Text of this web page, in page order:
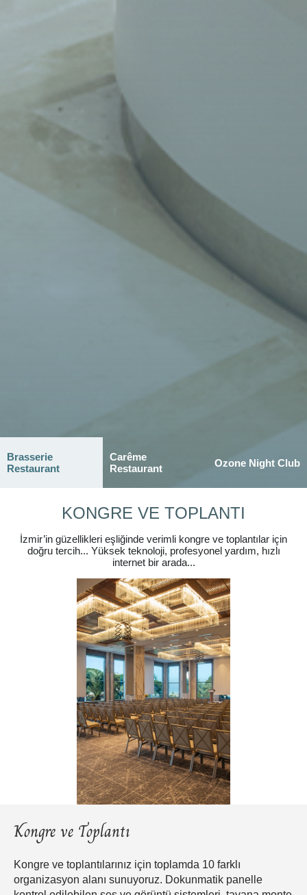
Brasserie
Restaurant
Carême
Restaurant
Ozone Night Club
KONGRE VE TOPLANTI
İzmir’in güzellikleri eşliğinde verimli kongre ve toplantılar için
doğru tercih... Yüksek teknoloji, profesyonel yardım, hızlı
internet bir arada...
Kongre ve Toplantı
Kongre ve toplantılarınız için toplamda 10 farklı
organizasyon alanı sunuyoruz. Dokunmatik panelle